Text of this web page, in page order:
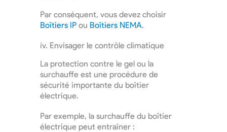
Par conséquent, vous devez choisir
Boîtiers IP ou Boîtiers NEMA.
iv. Envisager le contrôle climatique
La protection contre le gel ou la
surchauffe est une procédure de
sécurité importante du boîtier
électrique.
Par exemple, la surchauffe du boîtier
électrique peut entraîner :